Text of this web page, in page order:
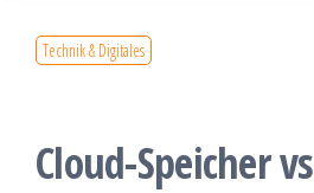
Technik & Digitales
Cloud-Speicher